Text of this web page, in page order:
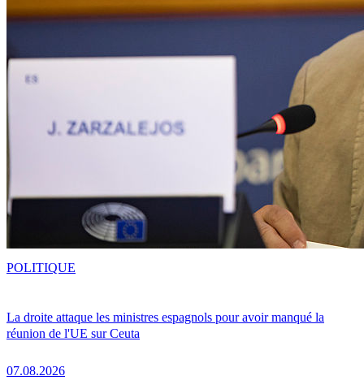
La droite attaque les ministres espagnols pour avoir manqué la
réunion de l'UE sur Ceuta
07.08.2026
POLITIQUE